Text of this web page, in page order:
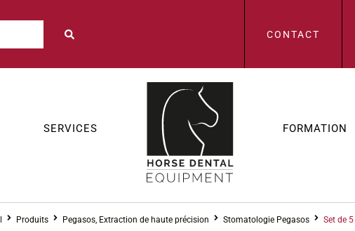
CONTACT
SERVICES FORMATION
Produits Pegasos, Extraction de haute précision Stomatologie Pegasos Set de